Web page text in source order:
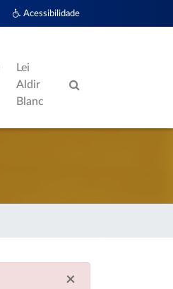
Acessibilidade
Lei
Aldir
Blanc
×